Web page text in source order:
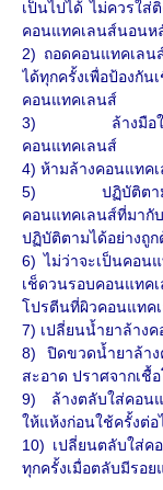
เป็นไปได้ ไม่ควรใส่
คอนแทคเลนส์นอน
2) ถอดคอนแทคเลน
ได้ทุกครั้งเพื่อป้องกั
คอนแทคเลนส์
3) ล้างมือให้สะอ
คอนแทคเลนส์
4) ห้ามล้างคอนแทค
5) ปฏิบัติตามคำแ
คอนแทคเลนส์ที่มากั
ปฏิบัติตามได้อย่างถูก
6) ไม่ว่าจะเป็นคอน
เช็ดวนรอบคอนแทค
โปรตีนที่ผิวคอนแทค
7) เปลี่ยนน้ำยาล้าง
8) ปิดขวดน้ำยาล้าง
สะอาด ปราศจากเชื้
9) ล้างตลับใส่คอนแ
ให้แห้งก่อนใช้ครั้งต่
10) เปลี่ยนตลับใส่ค
ทุกครั้งเมื่อตลับมีรอย